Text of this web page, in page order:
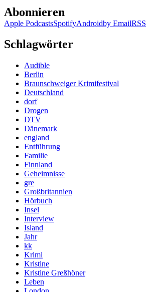
Abonnieren
Apple PodcastsSpotifyAndroidby EmailRSS
Schlagwörter
Audible
Berlin
Braunschweiger Krimifestival
Deutschland
dorf
Drogen
DTV
Dänemark
england
Entführung
Familie
Finnland
Geheimnisse
gre
Großbritannien
Hörbuch
Insel
Interview
Island
Jahr
kk
Krimi
Kristine
Kristine Greßhöner
Leben